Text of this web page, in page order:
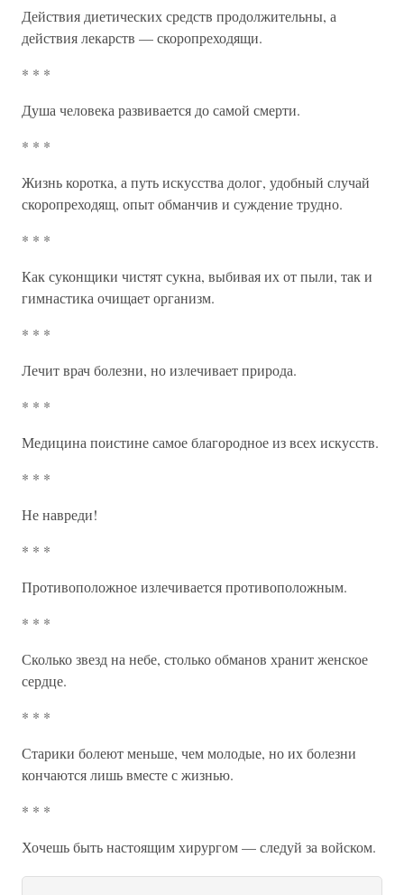
Действия диетических средств продолжительны, а
действия лекарств — скоропреходящи.
* * *
Душа человека развивается до самой смерти.
* * *
Жизнь коротка, а путь искусства долог, удобный случай
скоропреходящ, опыт обманчив и суждение трудно.
* * *
Как суконщики чистят сукна, выбивая их от пыли, так и
гимнастика очищает организм.
* * *
Лечит врач болезни, но излечивает природа.
* * *
Медицина поистине самое благородное из всех искусств.
* * *
Не навреди!
* * *
Противоположное излечивается противоположным.
* * *
Сколько звезд на небе, столько обманов хранит женское
сердце.
* * *
Старики болеют меньше, чем молодые, но их болезни
кончаются лишь вместе с жизнью.
* * *
Хочешь быть настоящим хирургом — следуй за войском.